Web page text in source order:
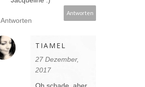
Antworten
Antworten
TIAMEL
27 Dezember,
2017
Oh schade, aber